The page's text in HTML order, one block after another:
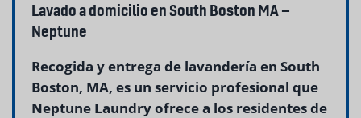
Lavado a domicilio en South Boston MA –
Neptune
Recogida y entrega de lavandería en South
Boston, MA, es un servicio profesional que
Neptune Laundry ofrece a los residentes de